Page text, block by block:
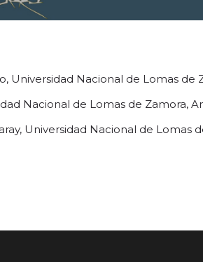
Universidad Nacional de Lomas de
Nacional de Lomas de Zamora,
Universidad Nacional de Lomas